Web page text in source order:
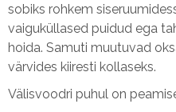
sobiks rohkem
vaiguküllased puidud ega
hoida. Samuti muutuvad
värvides kiiresti kollaseks.
Välisvoodri puhul on